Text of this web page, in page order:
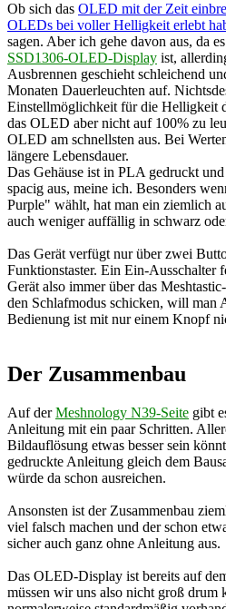
Ob sich das OLED mit der Zeit
OLEDs bei voller Helligkeit erlebt
sagen. Aber ich gehe davon aus, da
SSD1306-OLED-Display ist,
Ausbrennen geschieht schleichend
Monaten Dauerleuchten auf.
Einstellmöglichkeit für die Helligkeit
das OLED aber nicht auf 100% zu
OLED am schnellsten aus. Bei
längere Lebensdauer.
Das Gehäuse ist in PLA gedruckt
spacig aus, meine ich. Besonders
Purple" wählt, hat man ein ziemlich
auch weniger auffällig in schwarz
Das Gerät verfügt nur über zwei
Funktionstaster. Ein Ein-Ausschalter
Gerät also immer über das
den Schlafmodus schicken, will man
Bedienung ist mit nur einem Knopf
Der Zusammenbau
Auf derMeshnology N39-Seite gibt
Anleitung mit ein paar Schritten.
Bildauflösung etwas besser sein
gedruckte Anleitung gleich dem
würde da schon ausreichen.
Ansonsten ist der Zusammenbau
viel falsch machen und der schon
sicher auch ganz ohne Anleitung aus.
Das OLED-Display ist bereits auf
müssen wir uns also nicht groß drum